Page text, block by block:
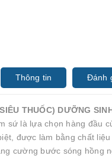
Thông tin Đánh
THUỐC) DƯỠNG
sứ là lựa chọn hàng đầu
được làm bằng chất
cường bước sóng hồng